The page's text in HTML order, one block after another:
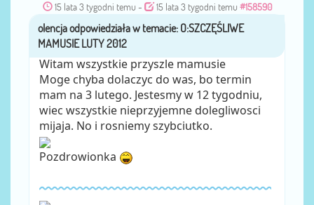
15 lata 3 tygodni temu - 15 lata 3 tygodni temu #158590
przezolencja
Witam wszystkie przyszle mamusie
Moge chyba dolaczyc do was, bo termin
mam na 3 lutego. Jestesmy w 12 tygodniu,
wiec wszystkie nieprzyjemne dolegliwosci
mijaja. No i rosniemy szybciutko.
Pozdrowionka